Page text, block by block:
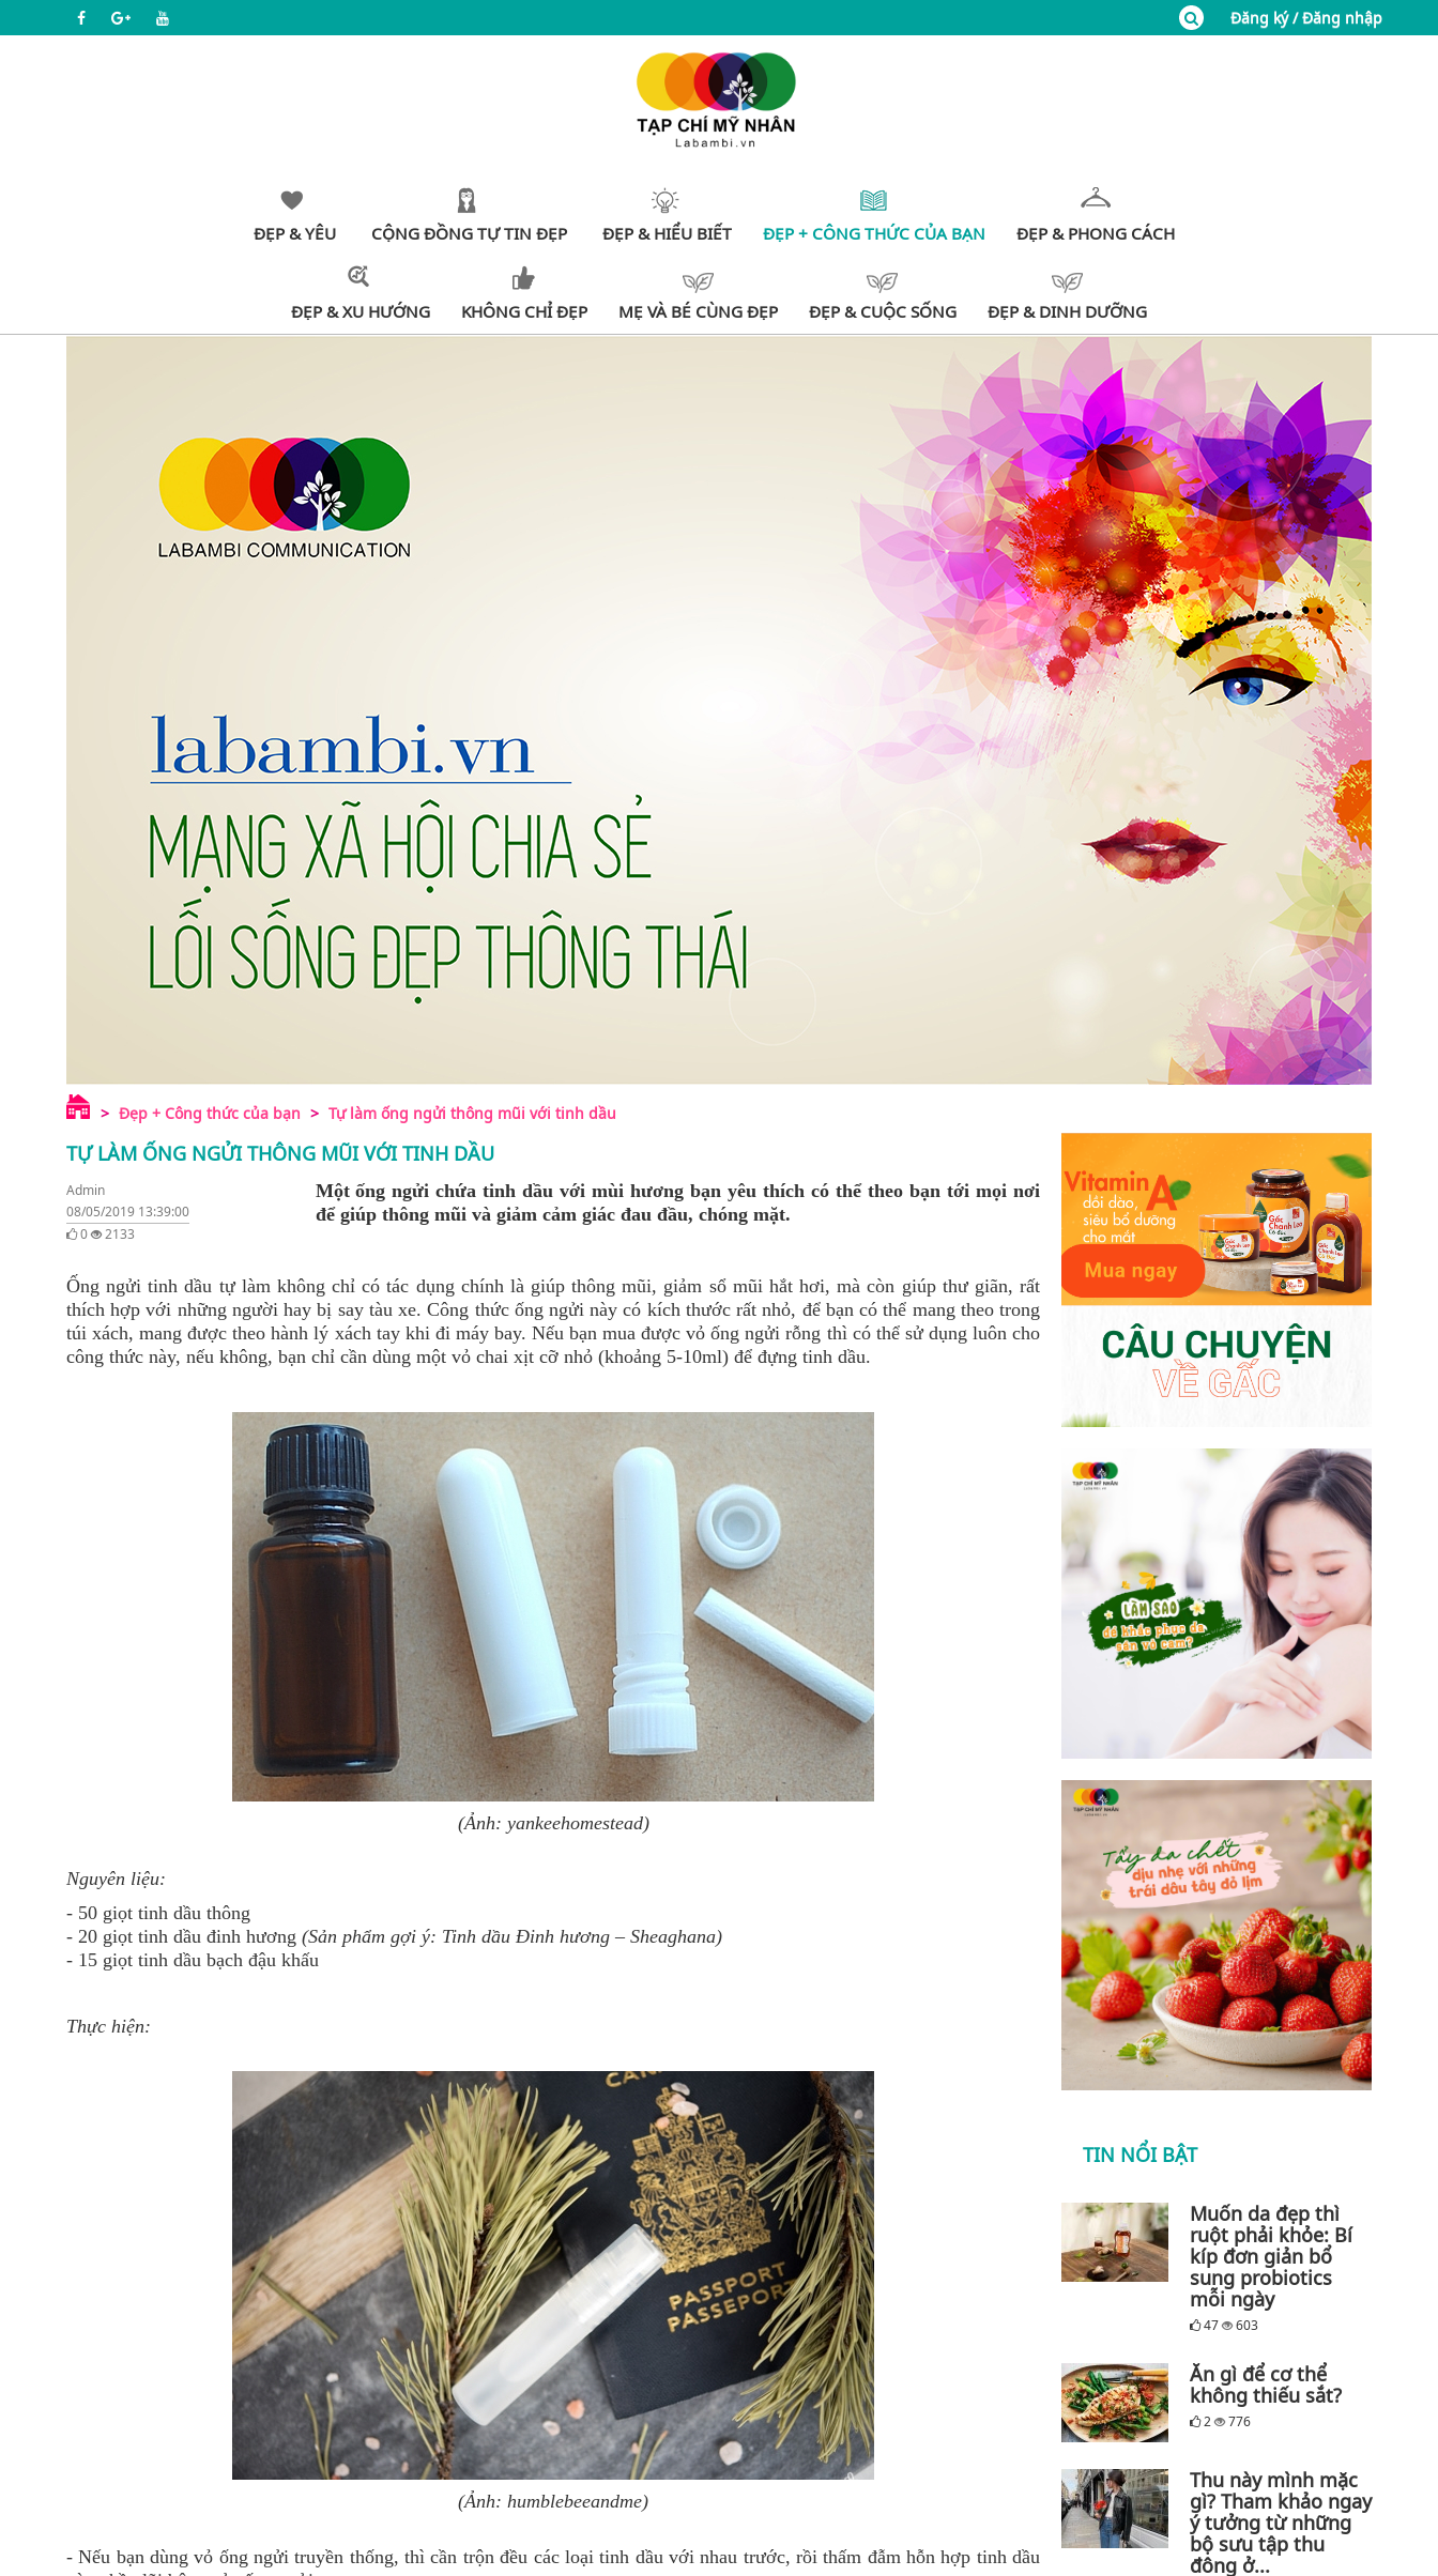
Đăng ký / Đăng nhập
ĐẸP & YÊU CỘNG ĐỒNG TỰ TIN ĐẸP ĐẸP & HIỂU BIẾT ĐẸP + CÔNG THỨC CỦA BẠN ĐẸP & PHONG CÁCH
ĐẸP & XU HƯỚNG KHÔNG CHỈ ĐẸP MẸ VÀ BÉ CÙNG ĐẸP ĐẸP & CUỘC SỐNG ĐẸP & DINH DƯỠNG
Đẹp + Công thức của bạn Tự làm ống ngửi thông mũi với tinh dầu
TỰ LÀM ỐNG NGỬI THÔNG MŨI VỚI TINH DẦU
Admin
08/05/2019 13:39:00
0
2133
Một ống ngửi chứa tinh dầu với mùi hương bạn yêu thích có thể theo bạn tới mọi nơi
để giúp thông mũi và giảm cảm giác đau đầu, chóng mặt.
Ống ngửi tinh dầu tự làm không chỉ có tác dụng chính là giúp thông mũi, giảm sổ mũi hắt hơi, mà còn giúp thư giãn, rất
thích hợp với những người hay bị say tàu xe. Công thức ống ngửi này có kích thước rất nhỏ, để bạn có thể mang theo trong
túi xách, mang được theo hành lý xách tay khi đi máy bay. Nếu bạn mua được vỏ ống ngửi rỗng thì có thể sử dụng luôn cho
công thức này, nếu không, bạn chỉ cần dùng một vỏ chai xịt cỡ nhỏ (khoảng 5-10ml) để đựng tinh dầu.
(Ảnh: yankeehomestead)
Nguyên liệu:
- 50 giọt tinh dầu thông
- 20 giọt tinh dầu đinh hương (Sản phẩm gợi ý: Tinh dầu Đinh hương – Sheaghana)
- 15 giọt tinh dầu bạch đậu khấu
Thực hiện:
(Ảnh: humblebeeandme)
- Nếu bạn dùng vỏ ống ngửi truyền thống, thì cần trộn đều các loại tinh dầu với nhau trước, rồi thấm đẫm hỗn hợp tinh dầu
TIN NỔI BẬT
Muốn da đẹp thì
ruột phải khỏe: Bí
kíp đơn giản bổ
sung probiotics
mỗi ngày
47 603
Ăn gì để cơ thể
không thiếu sắt?
2 776
Thu này mình mặc
gì? Tham khảo ngay
ý tưởng từ những
bộ sưu tập thu
đông ở...